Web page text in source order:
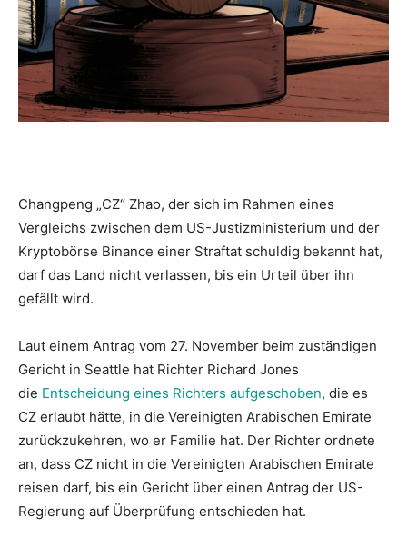
Changpeng „CZ“ Zhao, der sich im Rahmen eines
Vergleichs zwischen dem US-Justizministerium und der
Kryptobörse Binance einer Straftat schuldig bekannt hat,
darf das Land nicht verlassen, bis ein Urteil über ihn
gefällt wird.
Laut einem Antrag vom 27. November beim zuständigen
Gericht in Seattle hat Richter Richard Jones
die Entscheidung eines Richters aufgeschoben, die es
CZ erlaubt hätte, in die Vereinigten Arabischen Emirate
zurückzukehren, wo er Familie hat. Der Richter ordnete
an, dass CZ nicht in die Vereinigten Arabischen Emirate
reisen darf, bis ein Gericht über einen Antrag der US-
Regierung auf Überprüfung entschieden hat.